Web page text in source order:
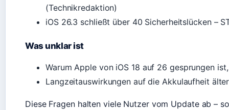
(Technikredaktion)
iOS 26.3 schließt über 40 Sicherheitslücken –
Was unklar ist
Warum Apple von iOS 18 auf 26 gesprungen
Langzeitauswirkungen auf die Akkulaufheit
Diese Fragen halten viele Nutzer vom Update ab –